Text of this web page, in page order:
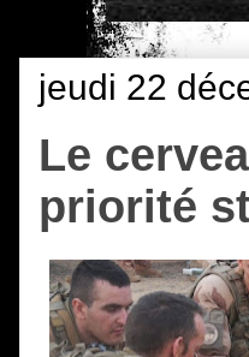
jeudi 22
Le
priorité